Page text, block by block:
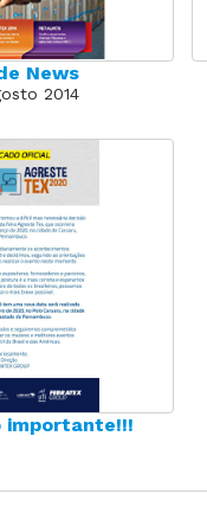
News
2014
importante!!!